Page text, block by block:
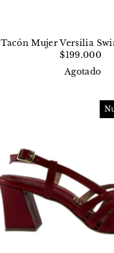
Tacón Mujer Versilia
$199.000
Agotado